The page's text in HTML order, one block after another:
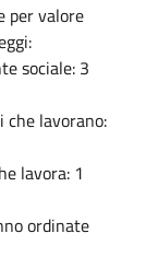
per valore
sociale: 3
lavorano:
lavora: 1
ordinate